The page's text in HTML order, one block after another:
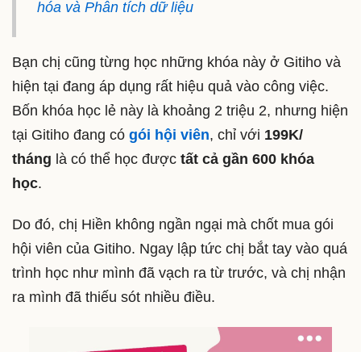
hóa và Phân tích dữ liệu
Bạn chị cũng từng học những khóa này ở Gitiho và
hiện tại đang áp dụng rất hiệu quả vào công việc.
Bốn khóa học lẻ này là khoảng 2 triệu 2, nhưng hiện
tại Gitiho đang có gói hội viên, chỉ với 199K/
tháng là có thể học được tất cả gần 600 khóa
học.
Do đó, chị Hiền không ngần ngại mà chốt mua gói
hội viên của Gitiho. Ngay lập tức chị bắt tay vào quá
trình học như mình đã vạch ra từ trước, và chị nhận
ra mình đã thiếu sót nhiều điều.